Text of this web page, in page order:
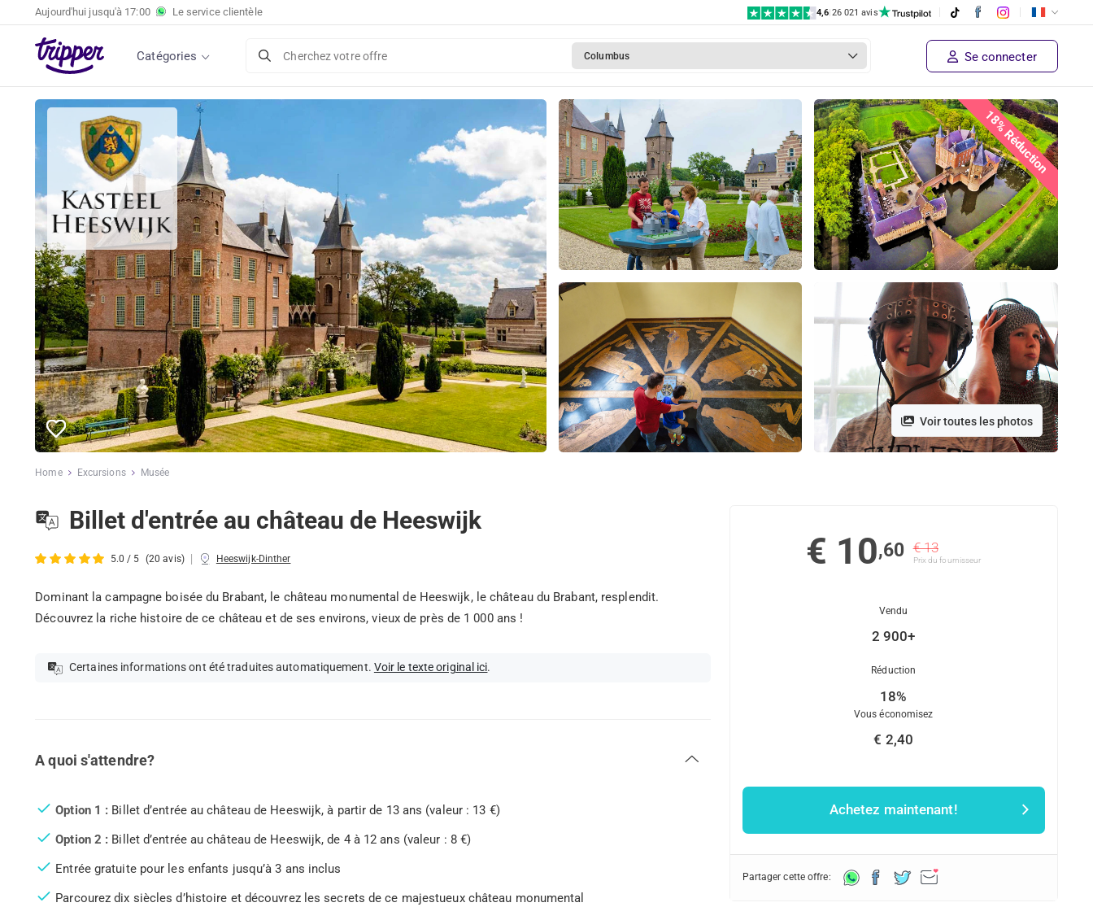
Aujourd'hui jusqu'à 17:00 Le service clientèle 4,6|26 021 avis
Catégories Cherchez votre offre Columbus Se connecter
18% Réduction
Voir toutes les photos
Home Excursions Musée
Billet d'entrée au château de Heeswijk
5.0 / 5 (20 avis) | Heeswijk-Dinther
Dominant la campagne boisée du Brabant, le château monumental de Heeswijk, le château du Brabant, resplendit.
Découvrez la riche histoire de ce château et de ses environs, vieux de près de 1 000 ans !
Certaines informations ont été traduites automatiquement. Voir le texte original ici.
A quoi s'attendre?
Option 1 : Billet d’entrée au château de Heeswijk, à partir de 13 ans (valeur : 13 €)
Option 2 : Billet d’entrée au château de Heeswijk, de 4 à 12 ans (valeur : 8 €)
Entrée gratuite pour les enfants jusqu’à 3 ans inclus
Parcourez dix siècles d’histoire et découvrez les secrets de ce majestueux château monumental
€ 10,60 € 13
Prix ​​du fournisseur
Vendu
2 900+
Réduction
18%
Vous économisez
€ 2,40
Achetez maintenant!
Partager cette offre: